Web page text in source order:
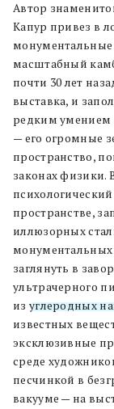
Автор
Капур привез в
масштабный
почти 30 лет
выставка, и
редким умением
— его огромные
пространство,
законах физики.
пространстве,
иллюзорных
заглянуть в
ультрачерного
из углеродных
известных
эксклюзивные
среде
песчинкой в
вакууме — на